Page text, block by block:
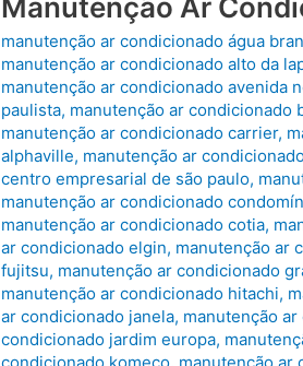
Manutenção Ar
manutenção ar condicionado água
manutenção ar condicionado alto da
manutenção ar condicionado avenida
paulista, manutenção ar condicionado
manutenção ar condicionado carrier,
alphaville, manutenção ar
centro empresarial de são paulo,
manutenção ar condicionado
manutenção ar condicionado cotia,
ar condicionado elgin, manutenção ar
fujitsu, manutenção ar condicionado
manutenção ar condicionado hitachi,
ar condicionado janela, manutenção
condicionado jardim europa,